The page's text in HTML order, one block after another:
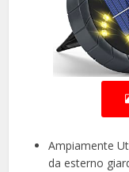
Ampiamente
da esterno